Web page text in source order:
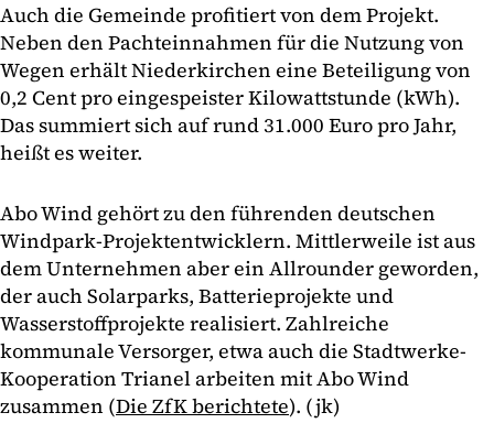
Auch die Gemeinde profitiert von dem Projekt.
Neben den Pachteinnahmen für die Nutzung von
Wegen erhält Niederkirchen eine Beteiligung von
0,2 Cent pro eingespeister Kilowattstunde (kWh).
Das summiert sich auf rund 31.000 Euro pro Jahr,
heißt es weiter.
Abo Wind gehört zu den führenden deutschen
Windpark-Projektentwicklern. Mittlerweile ist aus
dem Unternehmen aber ein Allrounder geworden,
der auch Solarparks, Batterieprojekte und
Wasserstoffprojekte realisiert. Zahlreiche
kommunale Versorger, etwa auch die Stadtwerke-
Kooperation Trianel arbeiten mit Abo Wind
zusammen (Die ZfK berichtete). (jk)